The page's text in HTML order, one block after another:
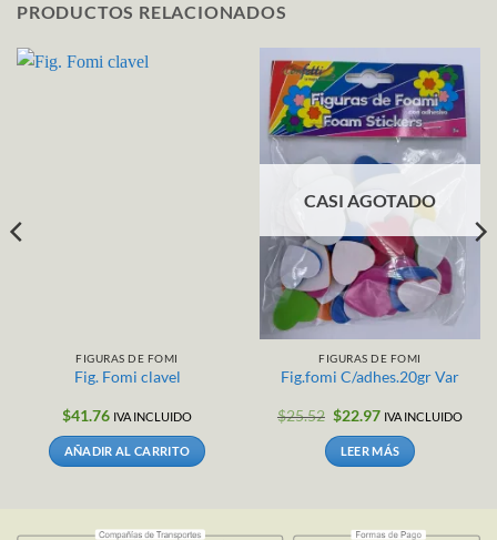
PRODUCTOS RELACIONADOS
FIGURAS DE FOMI
Fig. Fomi clavel
$41.76 IVA INCLUIDO
AÑADIR AL CARRITO
CASI AGOTADO
FIGURAS DE FOMI
Fig.fomi C/adhes.20gr Var
$25.52 El
original
era:
$25.52.
$22.97El
actual
es:
$22.97.
IVA INCLUIDO
LEER MÁS